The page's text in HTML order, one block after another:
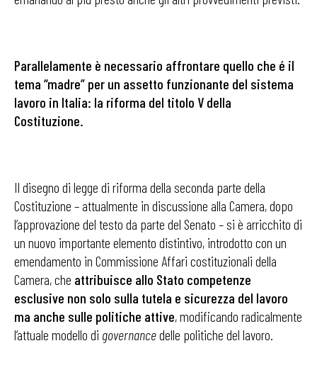
Parallelamente è necessario affrontare quello che é il
tema “madre” per un assetto funzionante del sistema
lavoro in Italia: la riforma del titolo V della
Costituzione.
Il disegno di legge di riforma della seconda parte della
Costituzione – attualmente in discussione alla Camera, dopo
l’approvazione del testo da parte del Senato – si è arricchito di
un nuovo importante elemento distintivo, introdotto con un
emendamento in Commissione Affari costituzionali della
Camera, che attribuisce allo Stato competenze
esclusive non solo sulla tutela e sicurezza del lavoro
ma anche sulle politiche attive, modificando radicalmente
l’attuale modello di governancedelle politiche del lavoro.